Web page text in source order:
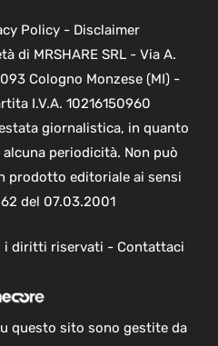
Policy- Disclaimer
di MRSHARE SRL - Via A.
Cologno Monzese (MI) -
I.V.A. 10216150960
giornalistica, in quanto
periodicità. Non può
prodotto editoriale ai sensi
del 07.03.2001
i diritti riservati - Contattaci
questo sito sono gestite da